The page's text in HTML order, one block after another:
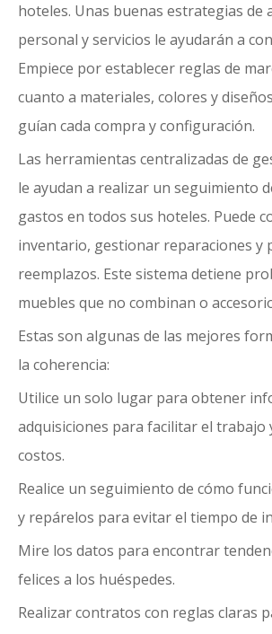
hoteles. Unas buenas estrategias de
personal y servicios le ayudarán a
Empiece por establecer reglas de
cuanto a materiales, colores y
guían cada compra y configuración.
Las herramientas centralizadas de
le ayudan a realizar un seguimiento
gastos en todos sus hoteles. Puede
inventario, gestionar reparaciones y
reemplazos. Este sistema detiene
muebles que no combinan o
Estas son algunas de las mejores
la coherencia:
Utilice un solo lugar para obtener
adquisiciones para facilitar el trabajo
costos.
Realice un seguimiento de cómo
y repárelos para evitar el tiempo de
Mire los datos para encontrar
felices a los huéspedes.
Realizar contratos con reglas claras